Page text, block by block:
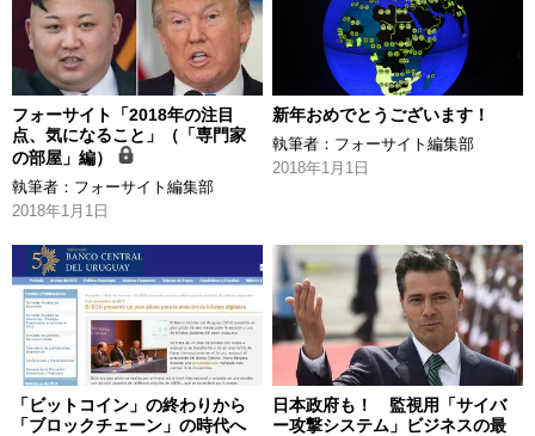
フォーサイト「2018年の注目
点、気になること」（「専門家
の部屋」編）
執筆者： フォーサイト編集部
2018年1月1日
新年おめでとうございます！
執筆者： フォーサイト編集部
2018年1月1日
「ビットコイン」の終わりから
「ブロックチェーン」の時代へ
日本政府も！ 監視用「サイバ
ー攻撃システム」ビジネスの最